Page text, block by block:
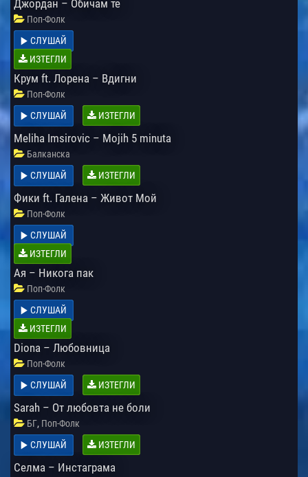
Джордан – Обичам те
Поп-Фолк
СЛУШАЙ
ИЗТЕГЛИ
Крум ft. Лорена – Вдигни
Поп-Фолк
СЛУШАЙ
ИЗТЕГЛИ
Meliha Imsirovic – Mojih 5 minuta
Балканска
СЛУШАЙ
ИЗТЕГЛИ
Фики ft. Галена – Живот Мой
Поп-Фолк
СЛУШАЙ
ИЗТЕГЛИ
Ая – Никога пак
Поп-Фолк
СЛУШАЙ
ИЗТЕГЛИ
Diona – Любовница
Поп-Фолк
СЛУШАЙ
ИЗТЕГЛИ
Sarah – От любовта не боли
БГ, Поп-Фолк
СЛУШАЙ
ИЗТЕГЛИ
Селма – Инстаграма